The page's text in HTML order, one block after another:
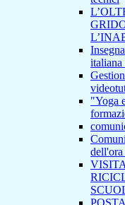
italiana
"Yoga